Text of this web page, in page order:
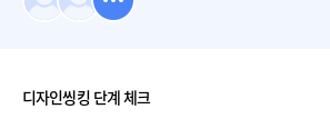
디자인씽킹 단계 체크